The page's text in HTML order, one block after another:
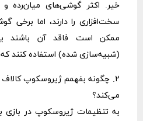
خیر. اکثر گوشی‌های میان‌رده و
سخت‌افزاری را دارند، اما برخی
ممکن است فاقد آن باشند
(شبیه‌سازی شده) استفاده کنند
۲. چگونه بفهمم ژیروسکوپ
می‌کند؟